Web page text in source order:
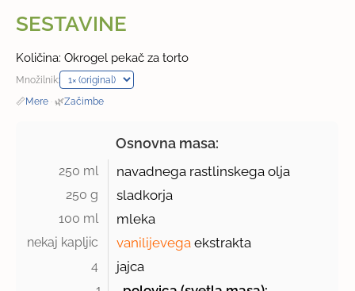
SESTAVINE
Količina: Okrogel pekač za torto
Množilnik:
📏Mere · 🌿Začimbe
Osnovna masa:
250 ml navadnega rastlinskega olja
250 g sladkorja
100 ml mleka
nekaj kapljic vanilijevega ekstrakta
4 jajca